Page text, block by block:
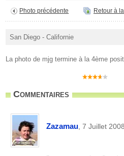
Photo précédente Retour à
San Diego - Californie
La photo de mjg termine à la 4ème
Commentaires
Zazamau , 7 Juillet